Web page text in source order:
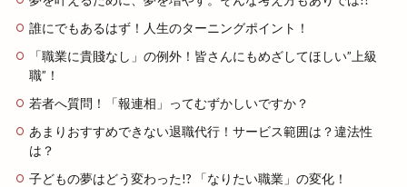
誰にでもあるはず！人生のターニングポイント！
「職業に貴賤なし」の例外！皆さんにもめざしてほしい”上級
職”！
若者へ質問！「報連相」ってむずかしいですか？
あまりおすすめできない退職代行！サービス範囲は？違法性
は？
子どもの夢はどう変わった!? 「なりたい職業」の変化！